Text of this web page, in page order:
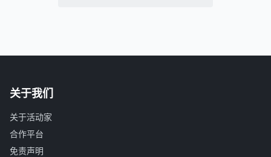
关于我们
关于活动家
合作平台
免责声明